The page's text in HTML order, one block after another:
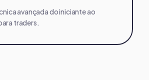
avançada do iniciante ao
traders.